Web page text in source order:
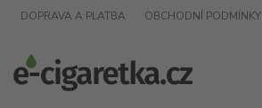
DOPRAVA A PLATBA OBCHODNÍ PODMÍNKY